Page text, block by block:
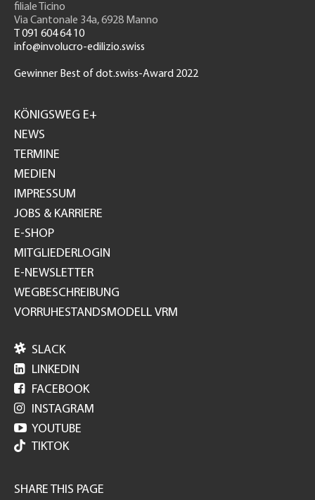
filiale Ticino
Via Cantonale 34a, 6928 Manno
T 091 604 64 10
info@involucro-edilizio.swiss
Gewinner Best of dot.swiss-Award 2022
GH
KÖNIGSWEG E+
NEWS
TERMINE
MEDIEN
IMPRESSUM
JOBS & KARRIERE
E-SHOP
MITGLIEDERLOGIN
E-NEWSLETTER
WEGBESCHREIBUNG
VORRUHESTANDSMODELL VRM
 SLACK
 LINKEDIN
 FACEBOOK
 INSTAGRAM
 YOUTUBE
TIKTOK
SHARE THIS PAGE